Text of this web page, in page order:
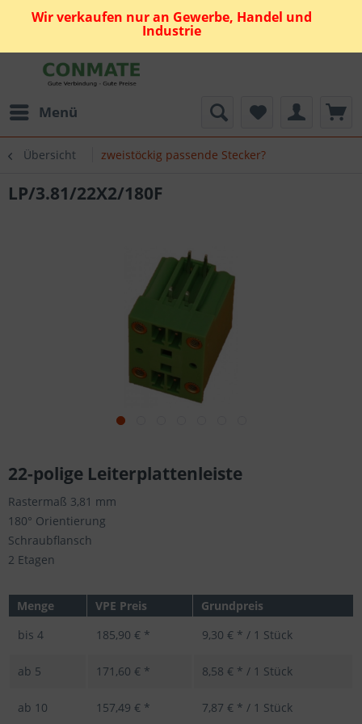
Wir verkaufen nur an Gewerbe, Handel und
Industrie
Menü
Übersicht zweistöckig passende Stecker?
LP/3.81/22X2/180F
22-polige Leiterplattenleiste
Rastermaß 3,81 mm
180° Orientierung
Schraubflansch
2 Etagen
Menge VPE Preis
Grundpreis
bis 4 185,90 € * 9,30 € * / 1 Stück
ab 5 171,60 € * 8,58 € * / 1 Stück
ab 10 157,49 € * 7,87 € * / 1 Stück